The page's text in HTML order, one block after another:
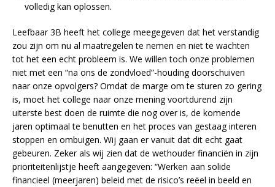
volledig kan oplossen.
Leefbaar 3B heeft het college meegegeven dat het verstandig
zou zijn om nu al maatregelen te nemen en niet te wachten
tot het een echt probleem is. We willen toch onze problemen
niet met een “na ons de zondvloed”-houding doorschuiven
naar onze opvolgers? Omdat de marge om te sturen zo gering
is, moet het college naar onze mening voortdurend zijn
uiterste best doen de ruimte die nog over is, de komende
jaren optimaal te benutten en het proces van gestaag interen
stoppen en ombuigen. Wij gaan er vanuit dat dit echt gaat
gebeuren. Zeker als wij zien dat de wethouder financiën in zijn
prioriteitenlijstje heeft aangegeven: “Werken aan solide
financieel (meerjaren) beleid met de risico’s reëel in beeld en